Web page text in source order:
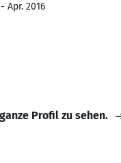
Apr. 2016
Profil zu sehen.